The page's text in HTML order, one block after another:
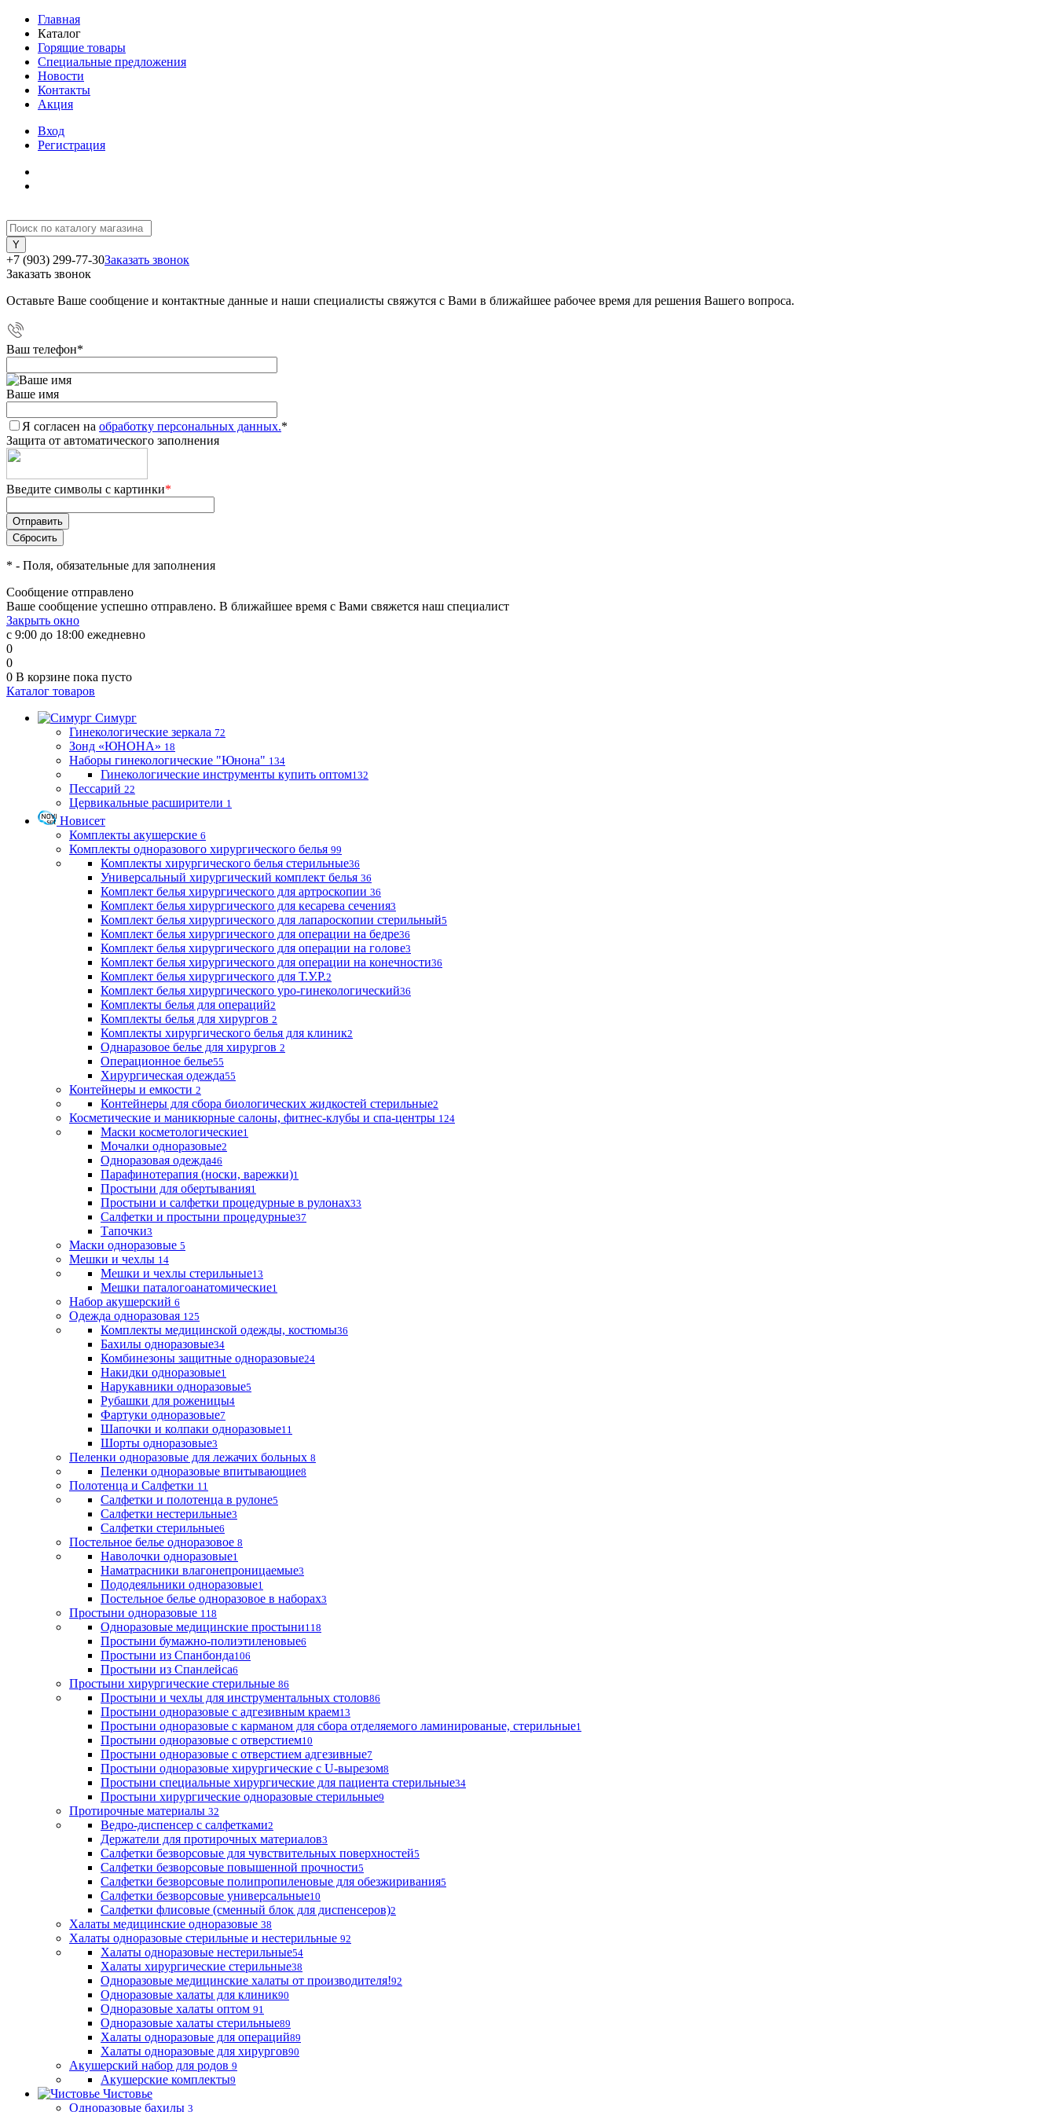
Главная
Каталог
Горящие товары
Специальные предложения
Новости
Контакты
Акция
Вход
Регистрация
+7 (903) 299-77-30Заказать звонок
Заказать звонок
Оставьте Ваше сообщение и контактные данные и наши специалисты свяжутся с Вами в ближайшее рабочее время для решения Вашего вопроса.
Ваш телефон*
Ваше имя
Я согласен на обработку персональных данных.*
Защита от автоматического заполнения
Введите символы с картинки*
* - Поля, обязательные для заполнения
Сообщение отправлено
Ваше сообщение успешно отправлено. В ближайшее время с Вами свяжется наш специалист
Закрыть окно
с 9:00 до 18:00 ежедневно
0
0
0 В корзине пока пусто
Каталог товаров
Симург
Гинекологические зеркала 72
Зонд «ЮНОНА» 18
Наборы гинекологические "Юнона" 134
Гинекологические инструменты купить оптом132
Пессарий 22
Цервикальные расширители 1
Новисет
Комплекты акушерские 6
Комплекты одноразового хирургического белья 99
Комплекты хирургического белья стерильные36
Универсальный хирургический комплект белья 36
Комплект белья хирургического для артроскопии 36
Комплект белья хирургического для кесарева сечения3
Комплект белья хирургического для лапароскопии стерильный5
Комплект белья хирургического для операции на бедре36
Комплект белья хирургического для операции на голове3
Комплект белья хирургического для операции на конечности36
Комплект белья хирургического для Т.У.Р.2
Комплект белья хирургического уро-гинекологический36
Комплекты белья для операций2
Комплекты белья для хирургов 2
Комплекты хирургического белья для клиник2
Однаразовое белье для хирургов 2
Операционное белье55
Хирургическая одежда55
Контейнеры и емкости 2
Контейнеры для сбора биологических жидкостей стерильные2
Косметические и маникюрные салоны, фитнес-клубы и спа-центры 124
Маски косметологические1
Мочалки одноразовые2
Одноразовая одежда46
Парафинотерапия (носки, варежки)1
Простыни для обертывания1
Простыни и салфетки процедурные в рулонах33
Салфетки и простыни процедурные37
Тапочки3
Маски одноразовые 5
Мешки и чехлы 14
Мешки и чехлы стерильные13
Мешки паталогоанатомические1
Набор акушерский 6
Одежда одноразовая 125
Комплекты медицинской одежды, костюмы36
Бахилы одноразовые34
Комбинезоны защитные одноразовые24
Накидки одноразовые1
Нарукавники одноразовые5
Рубашки для роженицы4
Фартуки одноразовые7
Шапочки и колпаки одноразовые11
Шорты одноразовые3
Пеленки одноразовые для лежачих больных 8
Пеленки одноразовые впитывающие8
Полотенца и Салфетки 11
Салфетки и полотенца в рулоне5
Салфетки нестерильные3
Салфетки стерильные6
Постельное белье одноразовое 8
Наволочки одноразовые1
Наматрасники влагонепроницаемые3
Пододеяльники одноразовые1
Постельное белье одноразовое в наборах3
Простыни одноразовые 118
Одноразовые медицинские простыни118
Простыни бумажно-полиэтиленовые6
Простыни из Спанбонда106
Простыни из Спанлейса6
Простыни хирургические стерильные 86
Простыни и чехлы для инструментальных столов86
Простыни одноразовые с адгезивным краем13
Простыни одноразовые с карманом для сбора отделяемого ламинированые, стерильные1
Простыни одноразовые с отверстием10
Простыни одноразовые с отверстием адгезивные7
Простыни одноразовые хирургические с U-вырезом8
Простыни специальные хирургические для пациента стерильные34
Простыни хирургические одноразовые стерильные9
Протирочные материалы 32
Ведро-диспенсер с салфетками2
Держатели для протирочных материалов3
Салфетки безворсовые для чувствительных поверхностей5
Салфетки безворсовые повышенной прочности5
Салфетки безворсовые полипропиленовые для обезжиривания5
Салфетки безворсовые универсальные10
Салфетки флисовые (сменный блок для диспенсеров)2
Халаты медицинские одноразовые 38
Халаты одноразовые стерильные и нестерильные 92
Халаты одноразовые нестерильные54
Халаты хирургические стерильные38
Одноразовые медицинские халаты от производителя!92
Одноразовые халаты для клиник90
Одноразовые халаты оптом 91
Одноразовые халаты стерильные89
Халаты одноразовые для операций89
Халаты одноразовые для хирургов90
Акушерский набор для родов 9
Акушерские комплекты9
Чистовье
Одноразовые бахилы 3